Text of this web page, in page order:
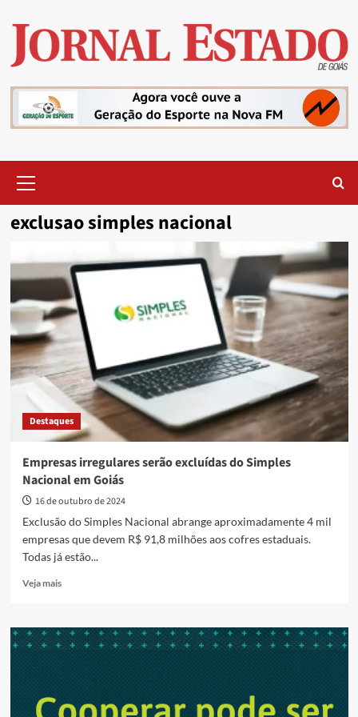
content
Menu
exclusao simples nacional
Destaques
Empresas irregulares serão excluídas do Simples
Nacional em Goiás
16 de outubro de 2024
Exclusão do Simples Nacional abrange aproximadamente 4 mil
empresas que devem R$ 91,8 milhões aos cofres estaduais.
Todas já estão...
Veja maisRead
Empresas
irregulares
Simples